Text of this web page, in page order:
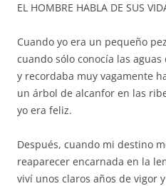
EL HOMBRE HABLA DE SUS
Cuando yo era un pequeño
cuando sólo conocía las
y recordaba muy vagamente
un árbol de alcanfor en las
yo era feliz.
Después, cuando mi destino
reaparecer encarnada en la
viví unos claros años de vigor